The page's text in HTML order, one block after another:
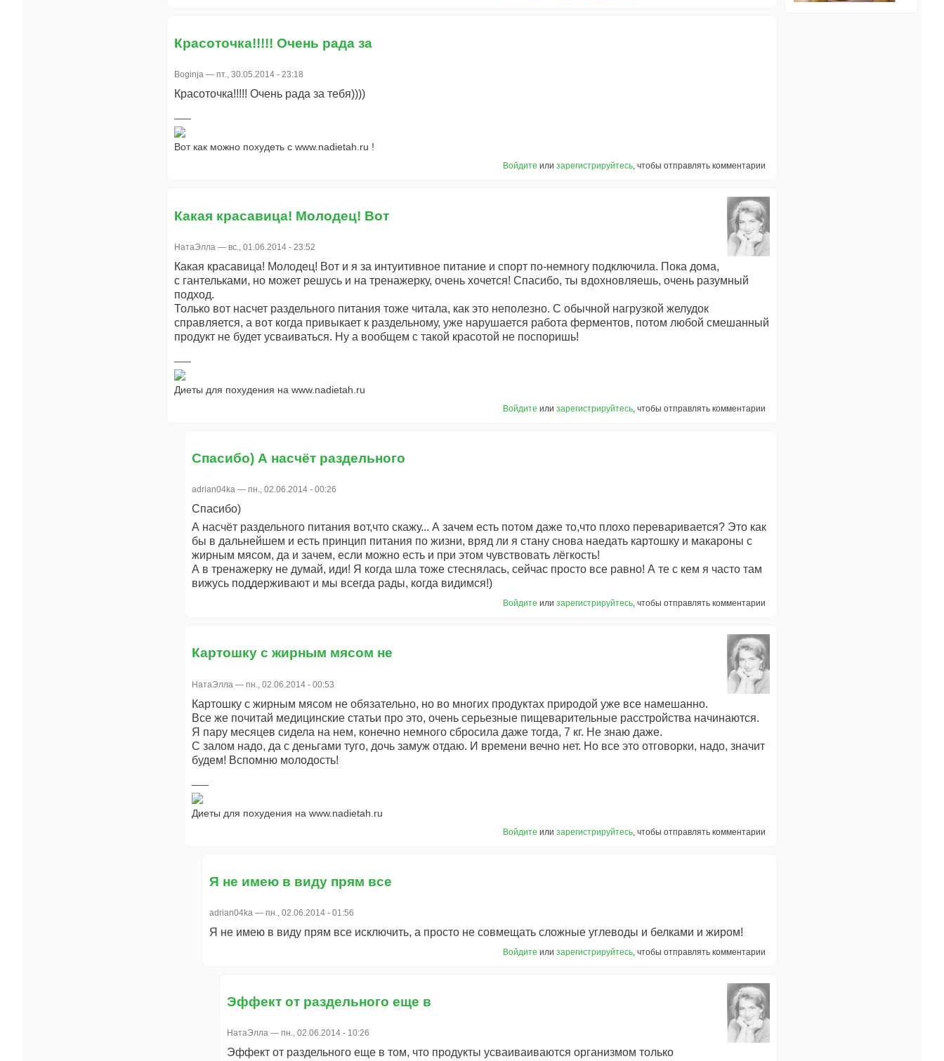
Красоточка!!!!! Очень рада за
Boginja — пт., 30.05.2014 - 23:18
Красоточка!!!!! Очень рада за тебя))))
Вот как можно похудеть с www.nadietah.ru !
Войдите или зарегистрируйтесь, чтобы отправлять комментарии
Какая красавица! Молодец! Вот
НатаЭлла — вс., 01.06.2014 - 23:52
Какая красавица! Молодец! Вот и я за интуитивное питание и спорт по-немногу подключила. Пока дома,
с гантельками, но может решусь и на тренажерку, очень хочется! Спасибо, ты вдохновляешь, очень разумный
подход.
Только вот насчет раздельного питания тоже читала, как это неполезно. С обычной нагрузкой желудок
справляется, а вот когда привыкает к раздельному, уже нарушается работа ферментов, потом любой смешанный
продукт не будет усваиваться. Ну а вообщем с такой красотой не поспоришь!
Диеты для похудения на www.nadietah.ru
Войдите или зарегистрируйтесь , чтобы отправлять комментарии
Спасибо) А насчёт раздельного
adrian04ka — пн., 02.06.2014 - 00:26
Спасибо)
А насчёт раздельного питания вот,что скажу... А зачем есть потом даже то,что плохо переваривается? Это как
бы в дальнейшем и есть принцип питания по жизни, вряд ли я стану снова наедать картошку и макароны с
жирным мясом, да и зачем, если можно есть и при этом чувствовать лёгкость!
А в тренажерку не думай, иди! Я когда шла тоже стеснялась, сейчас просто все равно! А те с кем я часто там
вижусь поддерживают и мы всегда рады, когда видимся!)
Войдите или зарегистрируйтесь, чтобы отправлять комментарии
Картошку с жирным мясом не
НатаЭлла — пн., 02.06.2014 - 00:53
Картошку с жирным мясом не обязательно, но во многих продуктах природой уже все намешанно.
Все же почитай медицинские статьи про это, очень серьезные пищеварительные расстройства начинаются.
Я пару месяцев сидела на нем, конечно немного сбросила даже тогда, 7 кг. Не знаю даже.
С залом надо, да с деньгами туго, дочь замуж отдаю. И времени вечно нет. Но все это отговорки, надо, значит
будем! Вспомню молодость!
Диеты для похудения на www.nadietah.ru
Войдите или зарегистрируйтесь , чтобы отправлять комментарии
Я не имею в виду прям все
adrian04ka — пн., 02.06.2014 - 01:56
Я не имею в виду прям все исключить, а просто не совмещать сложные углеводы и белками и жиром!
Войдите или зарегистрируйтесь, чтобы отправлять комментарии
Эффект от раздельного еще в
НатаЭлла — пн., 02.06.2014 - 10:26
Эффект от раздельного еще в том, что продукты усваиваиваются организмом только